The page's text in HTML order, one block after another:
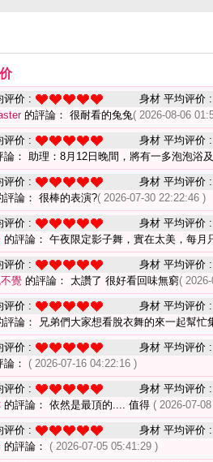
评价 : 身材 平均评价 :
的評論： 很耐看的兔兔( 2026-08-06
评价 : 身材 平均评价 :
論： 助理：8月12日晚間，將有一多泡泡浴
评价 : 身材 平均评价 :
評論： 很棒的表演?( 2026-07-30 22:22:46 )
评价 : 身材 平均评价 :
的評論： 午夜限定影子舞，實在太美，每月
评价 : 身材 平均评价 :
覺 的評論： 太讚了 很好看回味無窮(
评价 : 身材 平均评价 :
評論： 兄弟們大家想看脫衣舞的來一起幫忙
评价 : 身材 平均评价 :
論： ( 2026-07-16 04:22:16 )
评价 : 身材 平均评价 :
的評論： 依然是最頂的.... 值得 ( 2026-07-
评价 : 身材 平均评价 :
的評論： ( 2026-07-05 05:41:29 )